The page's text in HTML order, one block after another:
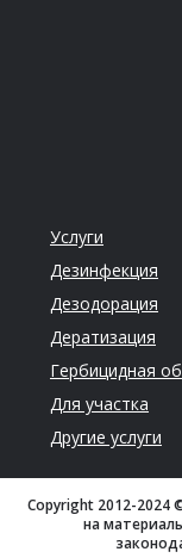
Услуги
Дезинфекция
Дезодорация
Дератизация
Гербицидная
Для участка
Другие услуги
Copyright 2012-2024
на